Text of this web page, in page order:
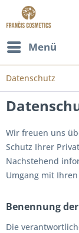
Menü
Datenschutz
Wir freuen uns
Schutz Ihrer
Nachstehend
Umgang mit
Benennung
Die